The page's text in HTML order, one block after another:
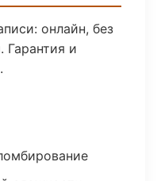
онлайн, без
Гарантия и